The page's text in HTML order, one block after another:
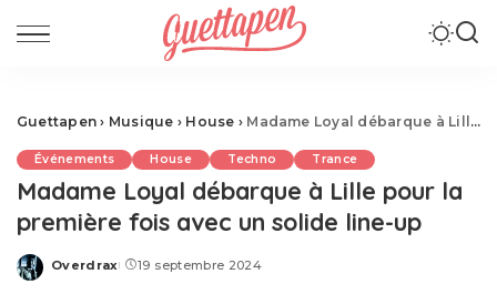
Guettapen › Musique › House › Madame Loyal débarque à Lille pour la première fois avec un solide line-up
Événements House Techno Trance
Madame Loyal débarque à Lille pour la
première fois avec un solide line-up
Posted
Overdrax 19 septembre 2024